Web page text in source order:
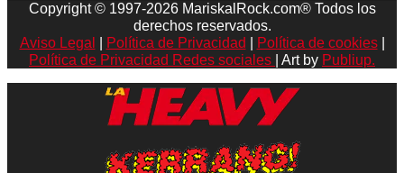
Copyright © 1997-2026 MariskalRock.com® Todos los
derechos reservados.
Aviso Legal
Política de Privacidad Política de cookies|
Política de Privacidad Redes sociales
| Art by Publiup.